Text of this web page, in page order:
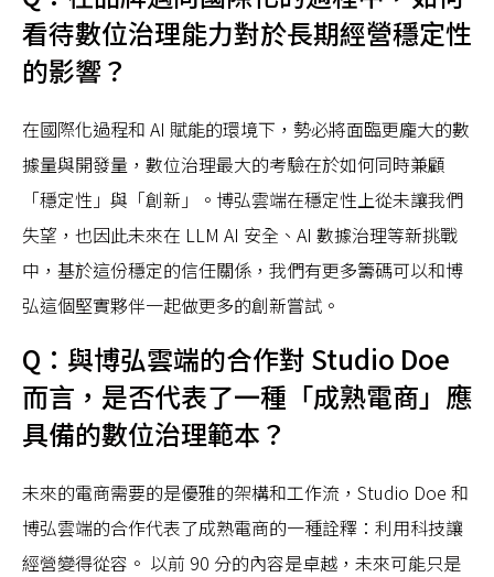
看待數位治理能力對於長期經營穩定性
的影響？
在國際化過程和 AI 賦能的環境下，勢必將面臨更龐大的數
據量與開發量，數位治理最大的考驗在於如何同時兼顧
「穩定性」與「創新」。博弘雲端在穩定性上從未讓我們
失望，也因此未來在 LLM AI 安全、AI 數據治理等新挑戰
中，基於這份穩定的信任關係，我們有更多籌碼可以和博
弘這個堅實夥伴一起做更多的創新嘗試。
Q：與博弘雲端的合作對 Studio Doe
而言，是否代表了一種「成熟電商」應
具備的數位治理範本？
未來的電商需要的是優雅的架構和工作流，Studio Doe 和
博弘雲端的合作代表了成熟電商的一種詮釋：利用科技讓
經營變得從容。 以前 90 分的內容是卓越，未來可能只是